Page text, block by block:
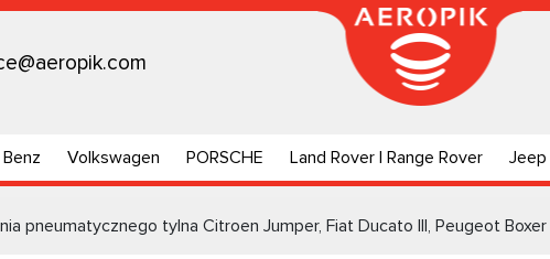
Volkswagen PORSCHE Land Rover | Range Rover Jeep
pneumatycznego tylna Citroen Jumper, Fiat Ducato III, Peugeot